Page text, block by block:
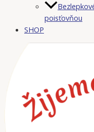
poisťovňou
SHOP